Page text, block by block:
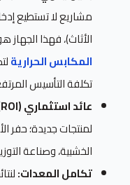
مشاريع لا تستطيع
الأثاث)، فهذا
المكابس الحرارية
تكلفة التأسيس
عائد استثماري (ROI) فوري:
لمنتجات جديدة؛ حفر
الخشبية، وصناعة
تكامل المعدات: